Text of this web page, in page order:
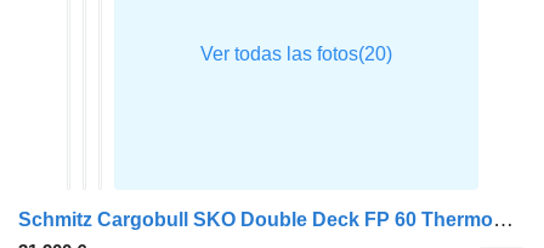
Schmitz Cargobull SKO Double Deck FP 60 ThermoKing SLXi 300